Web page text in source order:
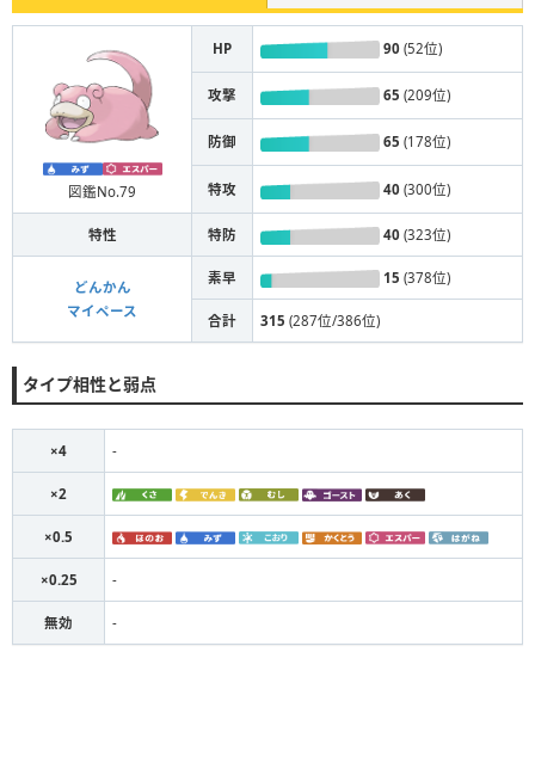
図鑑No.79
HP 90 (52位)
攻撃 65 (209位)
防御 65 (178位)
特攻 40 (300位)
特性 特防 40 (323位)
どんかん
マイペース
素早 15 (378位)
合計 315 (287位/386位)
タイプ相性と弱点
×4 -
×2
×0.5
×0.25 -
無効 -